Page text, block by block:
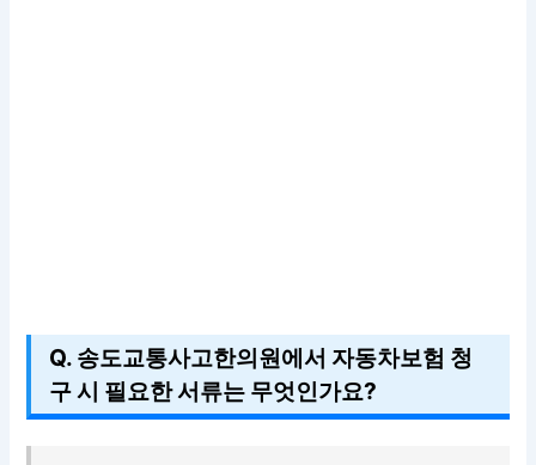
Q. 송도교통사고한의원에서 자동차보험 청
구 시 필요한 서류는 무엇인가요?